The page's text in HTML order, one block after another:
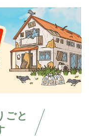
ごと